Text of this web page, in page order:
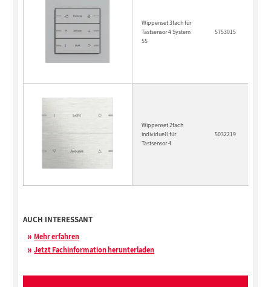
Wippenset 3fach für
Tastsensor 4 System
55
5753015
Wippenset 2fach
individuell für
Tastsensor 4
5032219
AUCH INTERESSANT
Mehr erfahren
Jetzt Fachinformation herunterladen